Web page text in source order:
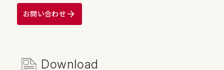
お問い合わせ
Download